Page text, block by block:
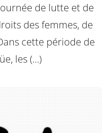
de lutte et de
des femmes, de
cette période de
les (…)